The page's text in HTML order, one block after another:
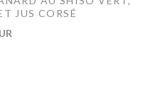
JUS CORSÉ